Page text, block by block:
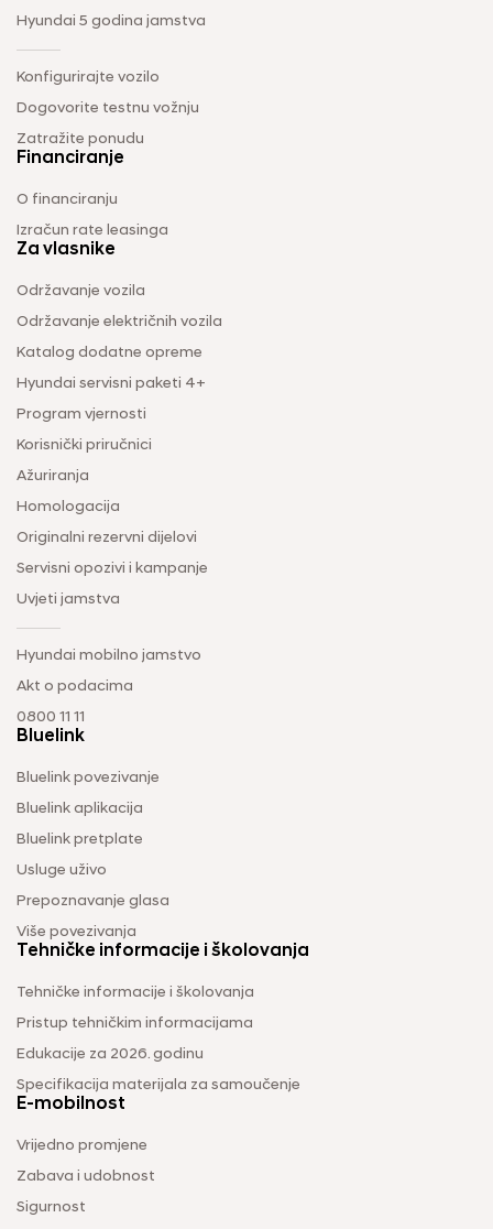
Hyundai 5 godina jamstva
Konfigurirajte vozilo
Dogovorite testnu vožnju
Zatražite ponudu
Financiranje
O financiranju
Izračun rate leasinga
Za vlasnike
Održavanje vozila
Održavanje električnih vozila
Katalog dodatne opreme
Hyundai servisni paketi 4+
Program vjernosti
Korisnički priručnici
Ažuriranja
Homologacija
Originalni rezervni dijelovi
Servisni opozivi i kampanje
Uvjeti jamstva
Hyundai mobilno jamstvo
Akt o podacima
0800 11 11
Bluelink
Bluelink povezivanje
Bluelink aplikacija
Bluelink pretplate
Usluge uživo
Prepoznavanje glasa
Više povezivanja
Tehničke informacije i školovanja
Tehničke informacije i školovanja
Pristup tehničkim informacijama
Edukacije za 2026. godinu
Specifikacija materijala za samoučenje
E-mobilnost
Vrijedno promjene
Zabava i udobnost
Sigurnost